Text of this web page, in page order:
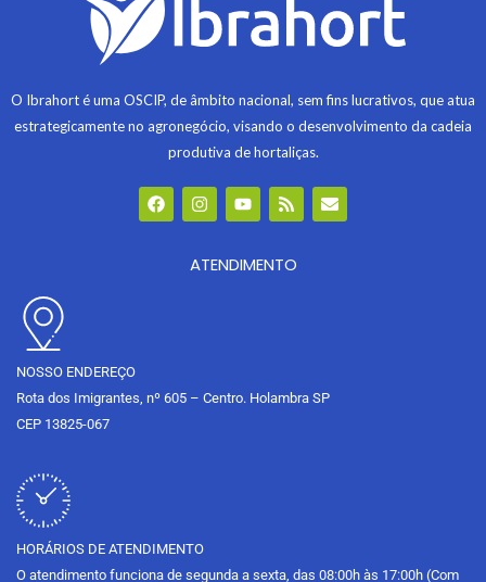
O Ibrahort é uma OSCIP, de âmbito nacional, sem fins lucrativos, que atua
estrategicamente no agronegócio, visando o desenvolvimento da cadeia
produtiva de hortaliças.
F
a
I
n
a
Y
o
u
R
s
E
n
ATENDIMENTO
NOSSO ENDEREÇO
Rota dos Imigrantes, nº 605 – Centro. Holambra SP
CEP 13825-067
HORÁRIOS DE ATENDIMENTO
O atendimento funciona de segunda a sexta, das 08:00h às 17:00h (Com